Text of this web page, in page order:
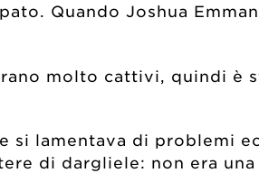
Quando Joshua
molto cattivi, quindi è
si lamentava di problemi
di dargliele: non era